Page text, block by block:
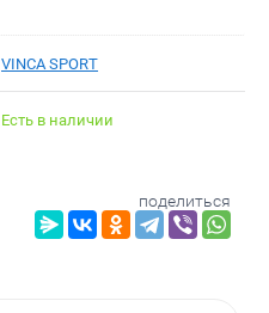
VINCA SPORT
Есть в наличии
поделиться